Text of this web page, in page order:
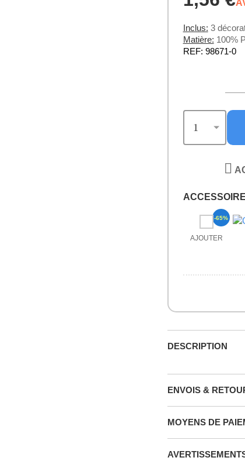
Inclus: 3
Matière: 100%
REF: 98671-0
AJOUTER
-65%
DESCRIPTION
ENVOIS &
MOYENS DE